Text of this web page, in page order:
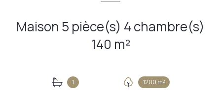
Maison 5 pièce(s) 4 chambre(s)
140 m²
1 1200 m²